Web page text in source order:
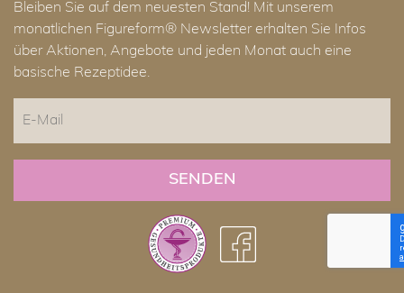
Bleiben Sie auf dem neuesten Stand! Mit unserem
monatlichen Figureform® Newsletter erhalten Sie Infos
über Aktionen, Angebote und jeden Monat auch eine
basische Rezeptidee.
Mail
CAPTCHA